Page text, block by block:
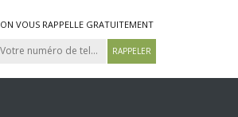
ON VOUS RAPPELLE GRATUITEMENT